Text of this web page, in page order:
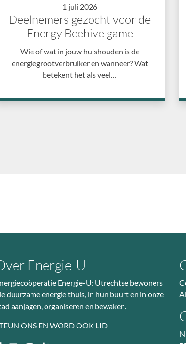
1 juli 2026
Deelnemers gezocht voor de
Energy Beehive game
Wie of wat in jouw huishouden is de
energiegrootverbruiker en wanneer? Wat
betekent het als veel…
Energie-U
Energie-U: Utrechtse bewoners
duurzame energie thuis, in hun buurt en in onze
aanjagen, organiseren en bewaken.
ONS EN WORD OOK LID